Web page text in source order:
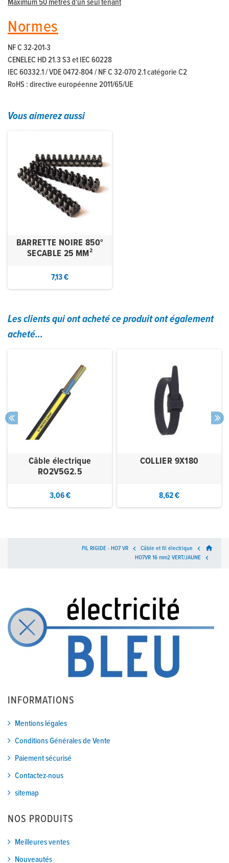
Maximum 50 mètres d'un seul tenant
Normes
NF C 32-201-3
CENELEC HD 21.3 S3 et IEC 60228
IEC 60332.1 / VDE 0472-804 / NF C 32-070 2.1 catégorie C2
RoHS : directive européenne 2011/65/UE
Vous aimerez aussi
BARRETTE NOIRE 850°
SECABLE 25 MM²
7,13 €
Les clients qui ont acheté ce produit ont également
acheté...
Câble électrique
RO2V5G2.5
3,06 €
COLLIER 9X180
8,62 €
home

Câble et fil électrique

FIL RIGIDE - HO7 VR

HO7VR 16 mm2 VERT/JAUNE
INFORMATIONS
Mentions légales
Conditions Générales de Vente
Paiement sécurisé
Contactez-nous
sitemap
NOS PRODUITS
Meilleures ventes
Nouveautés